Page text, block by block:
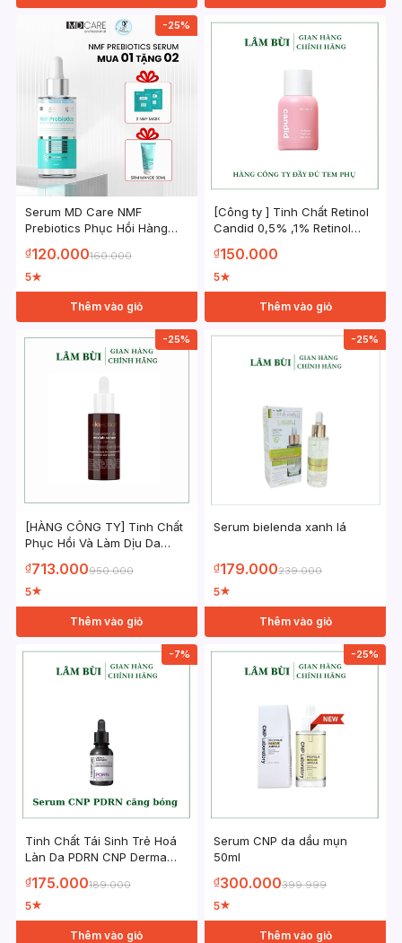
-25%
Serum MD Care NMF
Prebiotics Phục Hồi Hàng
Lợi Khuẩn
₫120.000160.000
5★
Thêm vào giỏ
[Công ty ] Tinh Chất Retinol
Candid 0,5% ,1% Retinol
bóng da
₫150.000
5★
Thêm vào giỏ
-25%
[HÀNG CÔNG TY] Tinh Chất
Phục Hồi Và Làm Dịu Da
MIXLAB SERUM FULL SIZE
₫713.000950.000
5★
Thêm vào giỏ
-25%
Serum bielenda xanh lá
₫179.000239.000
5★
Thêm vào giỏ
-7%
Tinh Chất Tái Sinh Trẻ Hoá
Làn Da PDRN CNP Derma
₫175.000189.000
5★
Thêm vào giỏ
-25%
Serum CNP da dầu mụn
50ml
₫300.000399.999
5★
Thêm vào giỏ